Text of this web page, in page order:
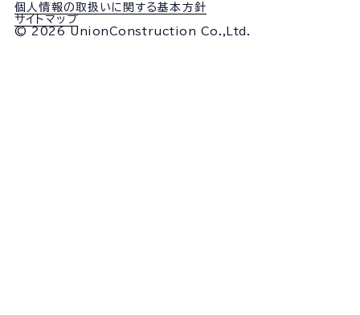
© 2026 UnionConstruction Co.,Ltd.
個人情報の取扱いに関する基本方針
サイトマップ